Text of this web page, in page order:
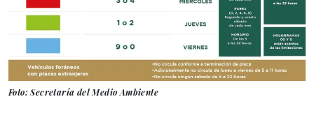
Foto: Secretaría del Medio Ambiente